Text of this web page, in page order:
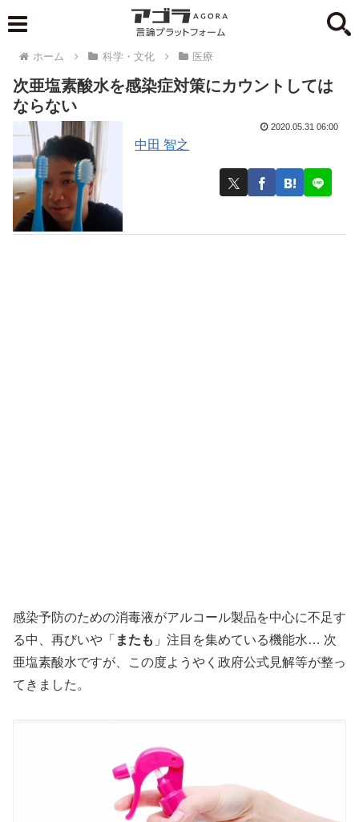
ホーム 科学・文化 医療
次亜塩素酸水を感染症対策にカウントしては
ならない
中田 智之
2020.05.31 06:00
感染予防のための消毒液がアルコール製品を中心に不足す
る中、再びいや「 またも 」注目を集めている機能水… 次
亜塩素酸水ですが、この度ようやく政府公式見解等が整っ
てきました。